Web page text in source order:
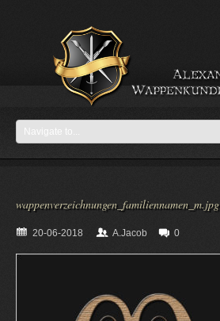
wappenverzeichnungen_familiennamen_m.jpg
20-06-2018 A.Jacob 0